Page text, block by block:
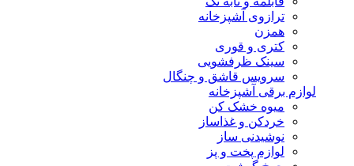
ترازوی آشپزخانه
همزن
کتری و قوری
سینک ظرفشویی
سرویس قاشق و چنگال
لوازم برقی آشپزخانه
میوه خشک کن
خردکن و غذاساز
نوشیدنی ساز
لوازم پخت و پز